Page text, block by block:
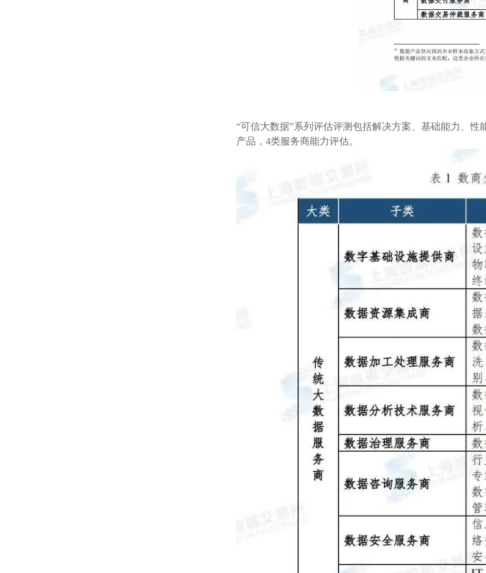
“可信大数据”系列评估评测包括解决方案、基础能力、
产品，4类服务商能力评估。